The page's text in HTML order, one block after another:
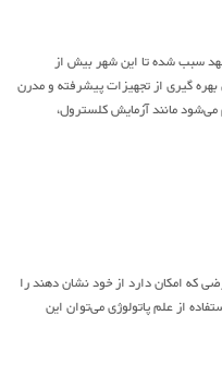
سبب شده تا این شهر بیش از
گیری از تجهیزات پیشرفته و مدرن
می‌شود مانند آزمایش کلسترول،
که امکان دارد از خود نشان دهند را
از علم پاتولوژی می‌توان این